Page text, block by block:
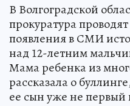
В Волгоградской
прокуратура
появления в СМИ
над 12-летним
Мама ребенка из
рассказала о
ее сын уже не